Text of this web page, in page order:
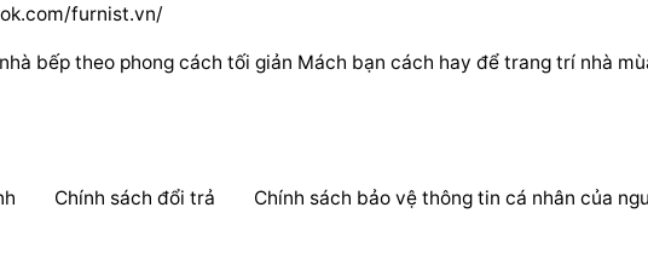
furnist.vn/
bếp theo phong cách tối giản Mách bạn cách hay để trang trí nhà
Chính sách đổi trả
Chính sách bảo vệ thông tin cá nhân của